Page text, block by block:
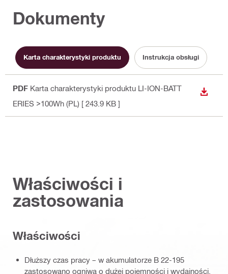
Dokumenty
Karta charakterystyki produktu Instrukcja obsługi
PDF Karta charakterystyki produktu LI-ION-BATT
ERIES >100Wh (PL) [ 243.9 KB ]
Właściwości i
zastosowania
Właściwości
Dłuższy czas pracy – w akumulatorze B 22-195
zastosowano ogniwa o dużej pojemności i wydajności,